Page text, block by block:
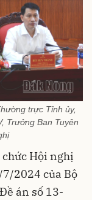
trực Tỉnh ủy,
Trưởng Ban Tuyên
Hội nghị
2024 của Bộ
án số 13-